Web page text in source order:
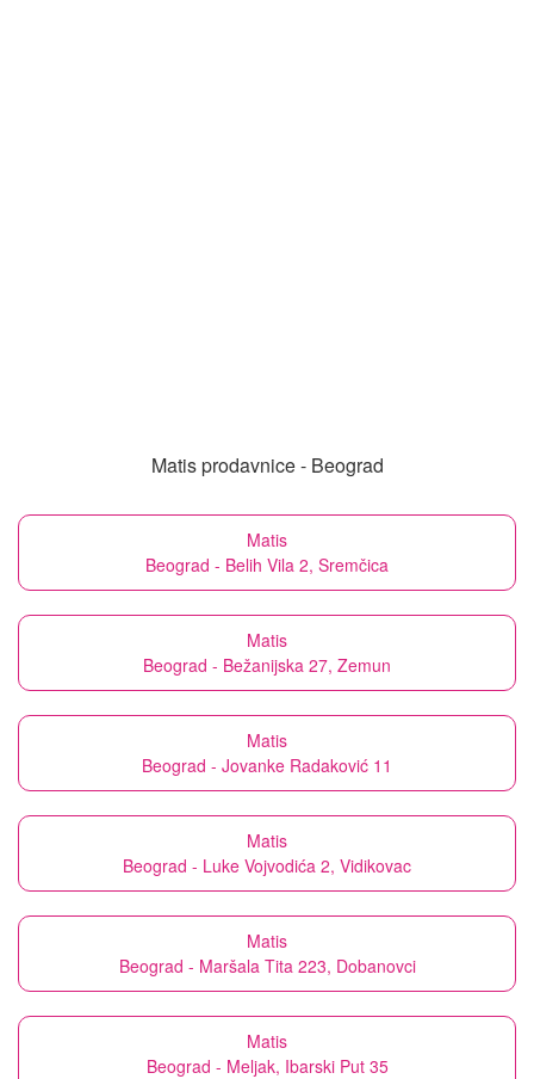
Matis prodavnice - Beograd
Matis
Beograd - Belih Vila 2, Sremčica
Matis
Beograd - Bežanijska 27, Zemun
Matis
Beograd - Jovanke Radaković 11
Matis
Beograd - Luke Vojvodića 2, Vidikovac
Matis
Beograd - Maršala Tita 223, Dobanovci
Matis
Beograd - Meljak, Ibarski Put 35